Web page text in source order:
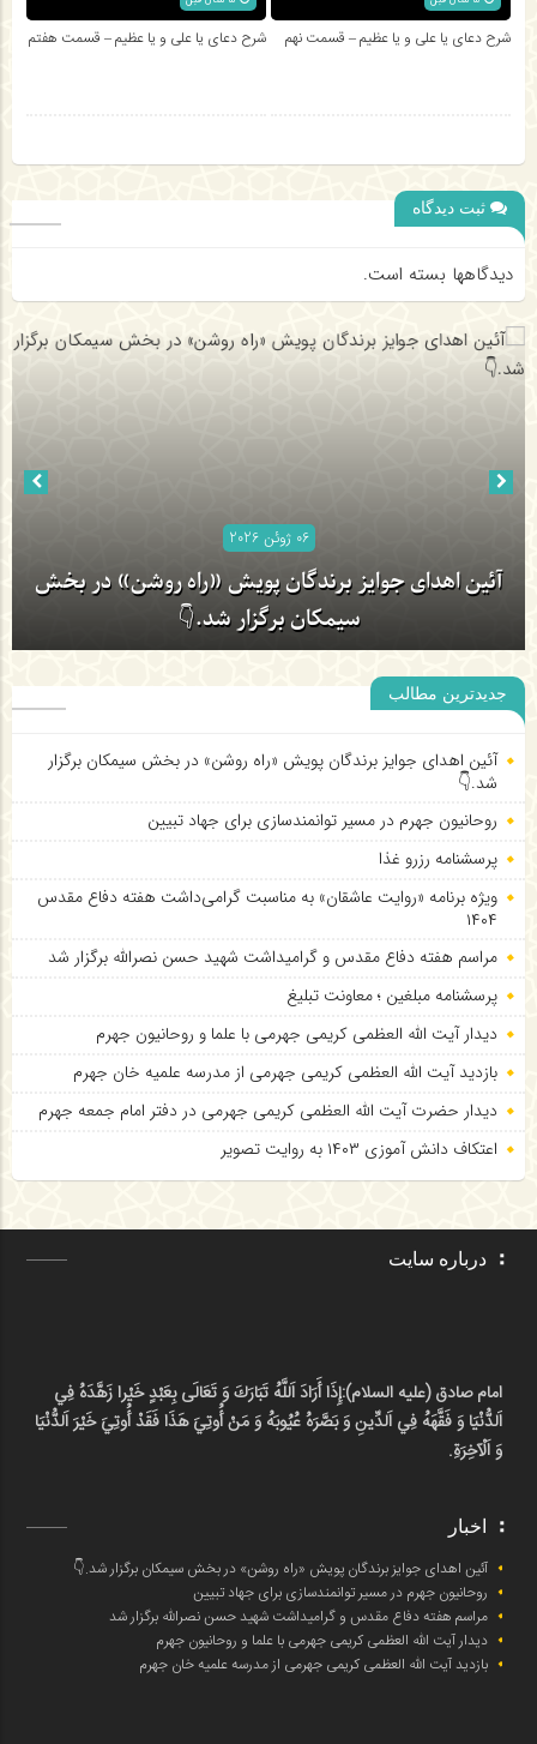
شرح دعای یا علی و یا عظیم – قسمت نهم شرح دعای یا علی و یا عظیم – قسمت هفتم
ثبت دیدگاه
دیدگاهها بسته است.
06 ژوئن 2026
آئین اهدای جوایز برندگان پویش «راه روشن» در بخش
روحانیون جهرم در مسیر توانمندسازی برای جهاد تبیین
جدیدترین مطالب
آئین اهدای جوایز برندگان پویش «راه روشن» در بخش سیمکان برگزار
شد.👇
روحانیون جهرم در مسیر توانمندسازی برای جهاد تبیین
پرسشنامه رزرو غذا
ویژه برنامه «روایت عاشقان» به مناسبت گرامی‌داشت هفته دفاع مقدس
۱۴۰۴
مراسم هفته دفاع مقدس و گرامیداشت شهید حسن نصرالله برگزار شد
پرسشنامه مبلغین ؛ معاونت تبلیغ
دیدار آیت الله العظمی کریمی جهرمی با علما و روحانیون جهرم
بازدید آیت الله العظمی کریمی جهرمی از مدرسه علمیه خان جهرم
دیدار حضرت آیت الله العظمی کریمی جهرمی در دفتر امام جمعه جهرم
اعتکاف دانش آموزی ۱۴۰۳ به روایت تصویر
درباره سایت
امام صادق (علیه السلام):إِذَا أَرَادَ اَللَّهُ تَبَارَكَ وَ تَعَالَى بِعَبْدٍ خَيْرا زَهَّدَهُ فِي
اَلدُّنْيَا وَ فَقَّهَهُ فِي اَلدِّينِ وَ بَصَّرَهُ عُيُوبَهُ وَ مَنْ أُوتِيَ هَذَا فَقَدْ أُوتِيَ خَيْرَ اَلدُّنْيَا
وَ اَلْآخِرَةِ.
اخبار
آئین اهدای جوایز برندگان پویش «راه روشن» در بخش سیمکان برگزار شد.👇
روحانیون جهرم در مسیر توانمندسازی برای جهاد تبیین
مراسم هفته دفاع مقدس و گرامیداشت شهید حسن نصرالله برگزار شد
دیدار آیت الله العظمی کریمی جهرمی با علما و روحانیون جهرم
بازدید آیت الله العظمی کریمی جهرمی از مدرسه علمیه خان جهرم